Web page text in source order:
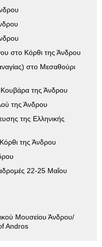
στο Κόρθι της Άνδρου
στο Μεσαθούρι
της Άνδρου
της Άνδρου
της Ελληνικής
της Άνδρου
22-25 Μαΐου
Μουσείου Άνδρου/
Andros